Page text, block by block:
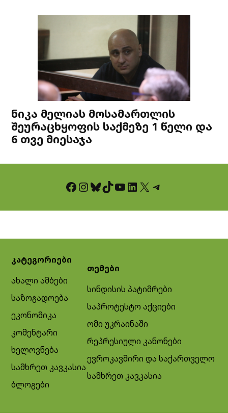
ნიკა მელიას მოსამართლის
შეურაცხყოფის საქმეზე 1 წელი და
6 თვე მიესაჯა
Facebook InstagramBluesky TikTok YouTube LinkedIn X Telegram
კატეგორიები
ახალი ამბები
საზოგადოება
ეკონომიკა
კომენტარი
ხელოვნება
სამხრეთ კავკასია
ბლოგები
თემები
სინდისის პატიმრები
საპროტესტო აქციები
ომი უკრაინაში
რეპრესიული კანონები
ევროკავშირი და საქართველო
სამხრეთ კავკასია